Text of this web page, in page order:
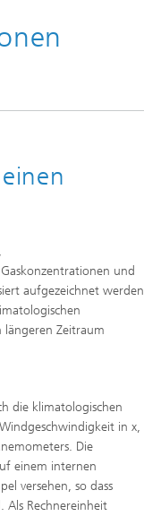
und
aufgezeichnet werden
längeren Zeitraum
die klimatologischen
in x,
Die
einem internen
versehen, so dass
Als Rechnereinheit